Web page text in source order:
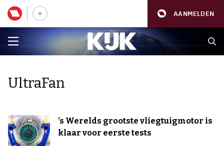
AANMELDEN
UltraFan
’s Werelds grootste vliegtuigmotor is
klaar voor eerste tests